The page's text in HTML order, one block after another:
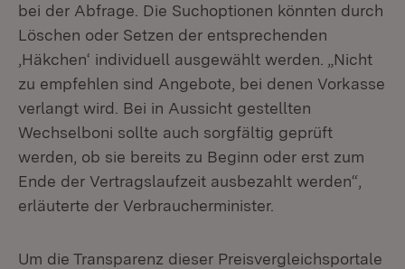
bei der Abfrage. Die Suchoptionen könnten durch
Löschen oder Setzen der entsprechenden
‚Häkchen‘ individuell ausgewählt werden. „Nicht
zu empfehlen sind Angebote, bei denen Vorkasse
verlangt wird. Bei in Aussicht gestellten
Wechselboni sollte auch sorgfältig geprüft
werden, ob sie bereits zu Beginn oder erst zum
Ende der Vertragslaufzeit ausbezahlt werden“,
erläuterte der Verbraucherminister.
Um die Transparenz dieser Preisvergleichsportale